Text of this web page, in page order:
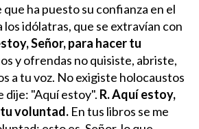
que ha puesto su confianza en el
los idólatras, que se extravían con
Señor, para hacer tu
y ofrendas no quisiste, abriste,
a tu voz. No exigiste holocaustos
dije: "Aquí estoy". R. Aquí estoy,
tu voluntad. En tus libros se me